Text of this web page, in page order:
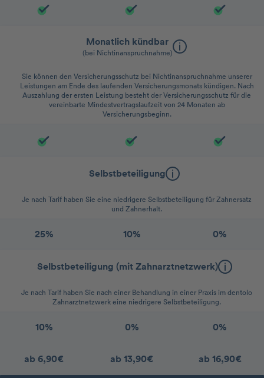
Monatlich kündbar
(bei Nichtinanspruchnahme)
Sie können den Versicherungsschutz bei Nichtinanspruchnahme unserer
Leistungen am Ende des laufenden Versicherungsmonats kündigen. Nach
Auszahlung der ersten Leistung besteht der Versicherungsschutz für die
vereinbarte Mindestvertragslaufzeit von 24 Monaten ab
Versicherungsbeginn.
Selbstbeteiligung
Je nach Tarif haben Sie eine niedrigere Selbstbeteiligung für Zahnersatz
und Zahnerhalt.
25% 10% 0%
Selbstbeteiligung (mit Zahnarztnetzwerk)
Je nach Tarif haben Sie nach einer Behandlung in einer Praxis im dentolo
Zahnarztnetzwerk eine niedrigere Selbstbeteiligung.
10% 0% 0%
ab 6,90€ ab 13,90€ ab 16,90€